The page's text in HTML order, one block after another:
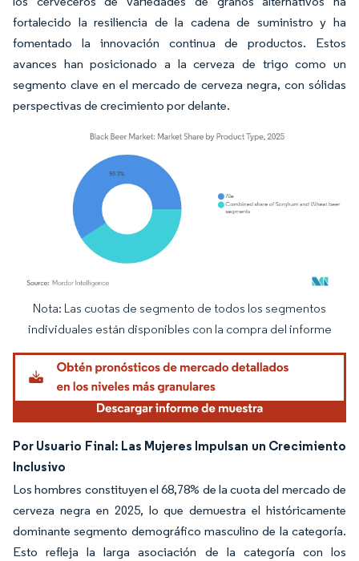
fortalecido la resiliencia de la cadena de suministro y ha
fomentado la innovación continua de productos. Estos
avances han posicionado a la cerveza de trigo como un
segmento clave en el mercado de cerveza negra, con sólidas
perspectivas de crecimiento por delante.
Imagen © Mordor Intelligence. El uso requiere atribución según CC BY 4.0.
Nota: Las cuotas de segmento de todos los segmentos
individuales están disponibles con la compra del informe
Por Usuario Final: Las Mujeres Impulsan un Crecimiento
Inclusivo
Los hombres constituyen el 68,78% de la cuota del mercado de
cerveza negra en 2025, lo que demuestra el históricamente
dominante segmento demográfico masculino de la categoría.
Esto refleja la larga asociación de la categoría con los